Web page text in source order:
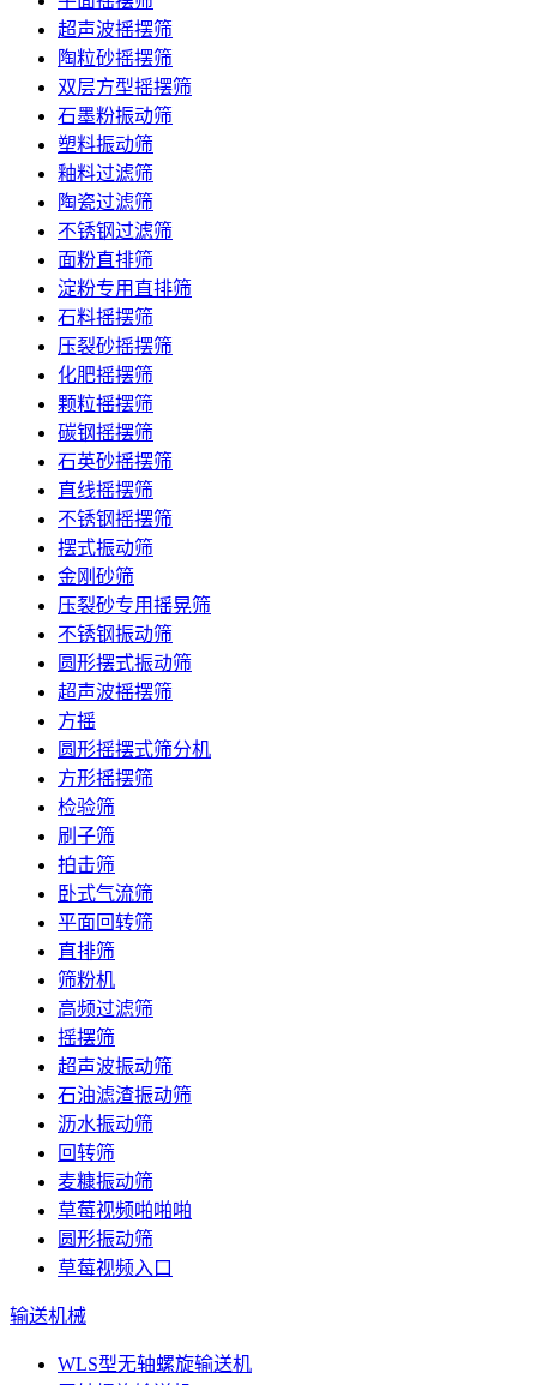
超声波摇摆筛
陶粒砂摇摆筛
双层方型摇摆筛
石墨粉振动筛
塑料振动筛
釉料过滤筛
陶瓷过滤筛
不锈钢过滤筛
面粉直排筛
淀粉专用直排筛
石料摇摆筛
压裂砂摇摆筛
化肥摇摆筛
颗粒摇摆筛
碳钢摇摆筛
石英砂摇摆筛
直线摇摆筛
不锈钢摇摆筛
摆式振动筛
金刚砂筛
压裂砂专用摇晃筛
不锈钢振动筛
圆形摆式振动筛
超声波摇摆筛
方摇
圆形摇摆式筛分机
方形摇摆筛
检验筛
刷子筛
拍击筛
卧式气流筛
平面回转筛
直排筛
筛粉机
高频过滤筛
摇摆筛
超声波振动筛
石油滤渣振动筛
沥水振动筛
回转筛
麦糠振动筛
草莓视频啪啪啪
圆形振动筛
草莓视频入口
输送机械
WLS型无轴螺旋输送机